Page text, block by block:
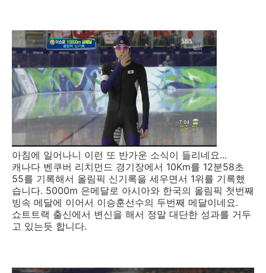
아침에 일어나니 이런 또 반가운 소식이 들리네요...
캐나다 벤쿠버 리치먼드 경기장에서 10Km를 12분58초
55를 기록해서 올림픽 신기록을 세우면서 1위를 기록했
습니다. 5000m 은메달로 아시아와 한국의 올림픽 첫번째
빙속 메달에 이어서 이승훈선수의 두번째 메달이네요.
쇼트트랙 출신에서 변신을 해서 정말 대단한 성과를 거두
고 있는듯 합니다.